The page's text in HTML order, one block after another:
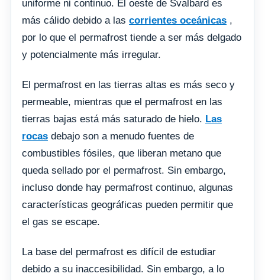
uniforme ni continuo. El oeste de Svalbard es
más cálido debido a las corrientes oceánicas ,
por lo que el permafrost tiende a ser más delgado
y potencialmente más irregular.
El permafrost en las tierras altas es más seco y
permeable, mientras que el permafrost en las
tierras bajas está más saturado de hielo. Las
rocas debajo son a menudo fuentes de
combustibles fósiles, que liberan metano que
queda sellado por el permafrost. Sin embargo,
incluso donde hay permafrost continuo, algunas
características geográficas pueden permitir que
el gas se escape.
La base del permafrost es difícil de estudiar
debido a su inaccesibilidad. Sin embargo, a lo